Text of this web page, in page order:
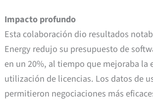
Impacto profundo
Esta colaboración dio resultados
Energy redujo su presupuesto de
en un 20%, al tiempo que mejoraba la
utilización de licencias. Los datos de
permitieron negociaciones más